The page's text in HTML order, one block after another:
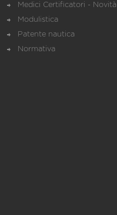
Medici Certificatori - Novità
Modulistica
Patente nautica
Normativa